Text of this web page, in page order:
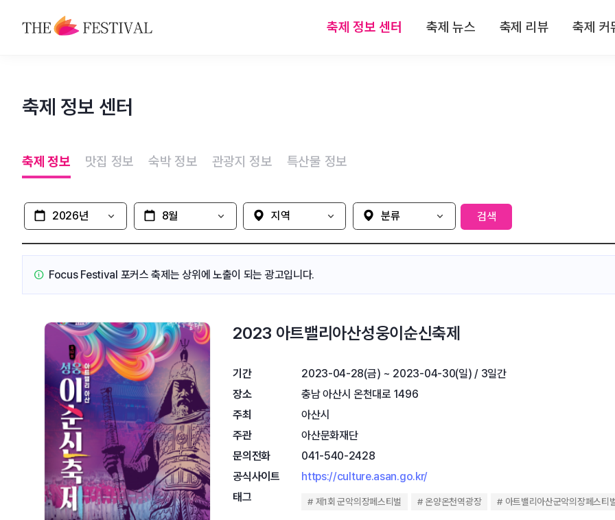
축제 정보 센터 축제 뉴스 축제 리뷰 축제 커
관광지 정보
특산물 리뷰
축제 정보 센터
축제 정보 맛집 정보 숙박 정보 관광지 정보 특산물 정보
시기 월 지역 선택 분류
검색
Focus Festival 포커스 축제는 상위에 노출이 되는 광고입니다.
2023 아트밸리아산성웅이순신축제
기간
2023-04-28(금) ~ 2023-04-30(일) / 3일간
장소
충남 아산시 온천대로 1496
주최
아산시
주관
아산문화재단
문의전화
041-540-2428
공식사이트
https://culture.asan.go.kr/
태그
제1회 군악의장페스티벌 온양온천역광장 아트밸리아산군악의장페스티